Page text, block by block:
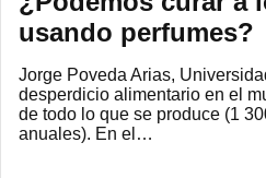
usando perfumes?
Jorge Poveda Arias,
desperdicio alimentario en el
de todo lo que se produce (1
anuales). En el…